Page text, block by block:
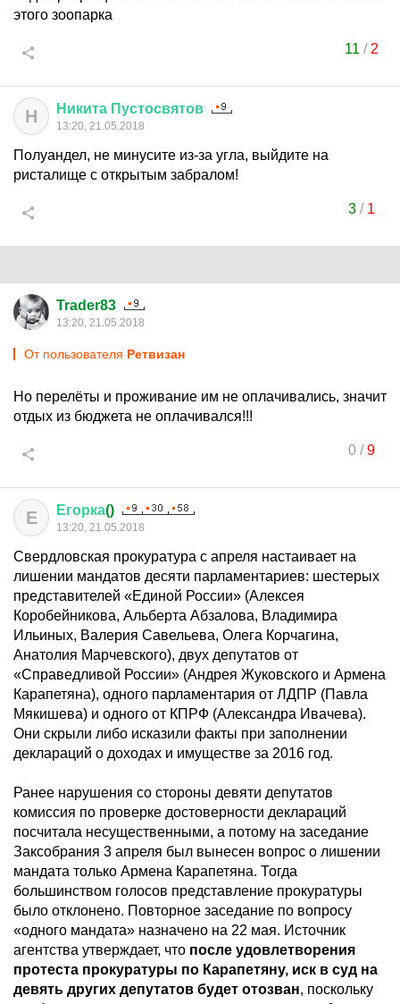
этого зоопарка
11 / 2
Н Никита Пустосвятов
13:20, 21.05.2018
Полуандел, не минусите из-за угла, выйдите на
ристалище с открытым забралом!
3/ 1
Trader83
13:20, 21.05.2018
От пользователя Ретвизан
Но перелёты и проживание им не оплачивались, значит
отдых из бюджета не оплачивался!!!
0/9
Е Егорка()
13:20, 21.05.2018
Свердловская прокуратура с апреля настаивает на
лишении мандатов десяти парламентариев: шестерых
представителей «Единой России» (Алексея
Коробейникова, Альберта Абзалова, Владимира
Ильиных, Валерия Савельева, Олега Корчагина,
Анатолия Марчевского), двух депутатов от
«Справедливой России» (Андрея Жуковского и Армена
Карапетяна), одного парламентария от ЛДПР (Павла
Мякишева) и одного от КПРФ (Александра Ивачева).
Они скрыли либо исказили факты при заполнении
деклараций о доходах и имуществе за 2016 год.
Ранее нарушения со стороны девяти депутатов
комиссия по проверке достоверности деклараций
посчитала несущественными, а потому на заседание
Заксобрания 3 апреля был вынесен вопрос о лишении
мандата только Армена Карапетяна. Тогда
большинством голосов представление прокуратуры
было отклонено. Повторное заседание по вопросу
«одного мандата» назначено на 22 мая. Источник
агентства утверждает, что после удовлетворения
протеста прокуратуры по Карапетяну, иск в суд на
девять других депутатов будет отозван, поскольку